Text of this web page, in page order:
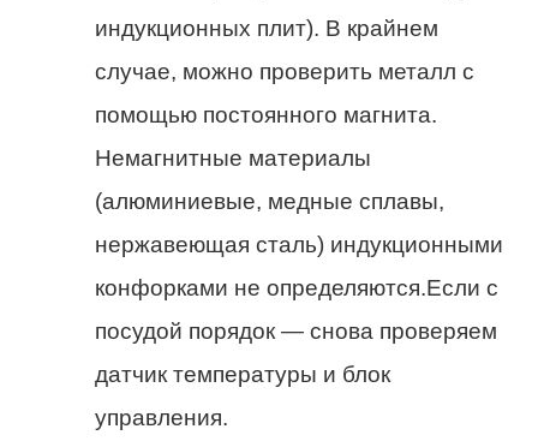
индукционных плит). В крайнем
случае, можно проверить металл с
помощью постоянного магнита.
Немагнитные материалы
(алюминиевые, медные сплавы,
нержавеющая сталь) индукционными
конфорками не определяются.Если с
посудой порядок — снова проверяем
датчик температуры и блок
управления.